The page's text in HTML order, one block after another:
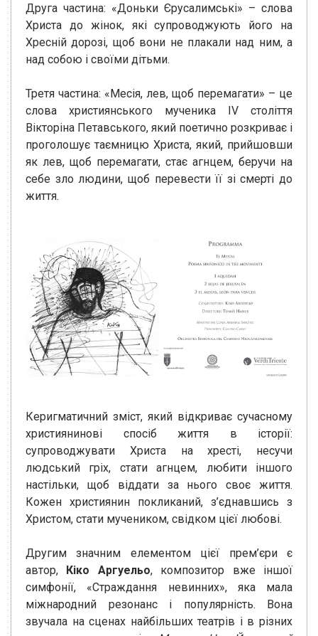
Друга частина: «Доньки Єрусалимські» – слова
Христа до жінок, які супроводжують його на
Хресній дорозі, щоб вони не плакали над ним, а
над собою і своїми дітьми.
Третя частина: «Месія, лев, щоб перемагати» – це
слова християнського мученика IV століття
Вікторіна Петавського, який поетично розкриває і
проголошує таємницю Христа, який, прийшовши
як лев, щоб перемагати, стає агнцем, беручи на
себе зло людини, щоб перевести її зі смерті до
життя.
Керигматичний зміст, який відкриває сучасному
християнинові спосіб життя в історії:
супроводжувати Христа на хресті, несучи
людський гріх, стати агнцем, любити іншого
настільки, щоб віддати за нього своє життя.
Кожен християнин покликаний, з’єднавшись з
Христом, стати мучеником, свідком цієї любові.
Другим значним елементом цієї прем’єри є
автор, Кіко Аргуельо, композитор вже іншої
симфонії, «Страждання невинних», яка мала
міжнародний резонанс і популярність. Вона
звучала на сценах найбільших театрів і в різних